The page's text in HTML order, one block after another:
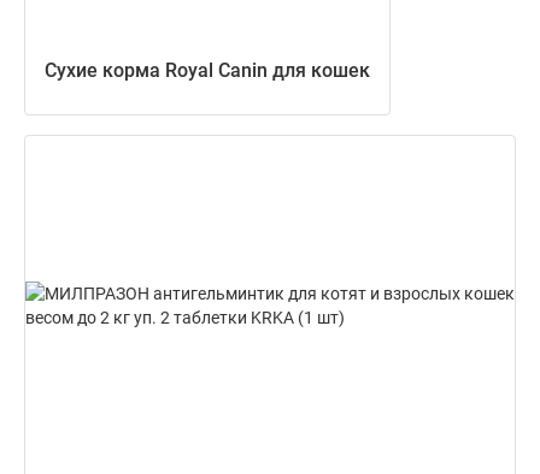
Сухие корма Royal Canin для кошек